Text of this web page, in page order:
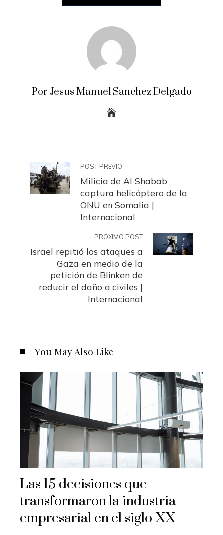
Por Jesus Manuel Sanchez Delgado
POST PREVIO
Milicia de Al Shabab
captura helicóptero de la
ONU en Somalia |
Internacional
PRÓXIMO POST
Israel repitió los ataques a
Gaza en medio de la
petición de Blinken de
reducir el daño a civiles |
Internacional
You May Also Like
Las 15 decisiones que
transformaron la industria
empresarial en el siglo XX